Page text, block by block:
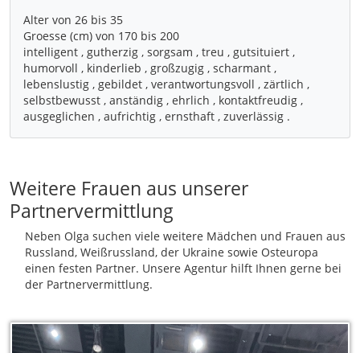
Alter von 26 bis 35
Groesse (cm) von 170 bis 200
intelligent , gutherzig , sorgsam , treu , gutsituiert ,
humorvoll , kinderlieb , großzugig , scharmant ,
lebenslustig , gebildet , verantwortungsvoll , zärtlich ,
selbstbewusst , anständig , ehrlich , kontaktfreudig ,
Weitere Frauen aus unserer
Partnervermittlung
Neben Olga suchen viele weitere Mädchen und Frauen aus
Russland, Weißrussland, der Ukraine sowie Osteuropa
einen festen Partner. Unsere Agentur hilft Ihnen gerne bei
der Partnervermittlung.